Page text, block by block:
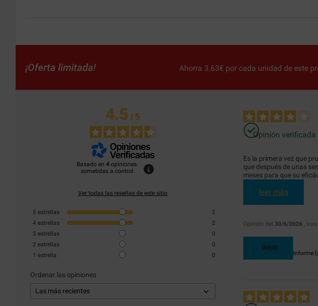
¡Oferta limitada! Ahorra 3.63€ por cada unidad de este
4.5/5
Basado en4 opiniones
sometidas a control
Ver todas las reseñas de este sitio
5 estrellas
2
4 estrellas
2
3 estrellas
0
2 estrellas
0
1 estrella 0
Ordenar las opiniones
Opinión verificada
Es la primera vez que
que después de unas
meses para que su
leer más
Opinión del 30/6/2026 ,
Útil (0)
Informe